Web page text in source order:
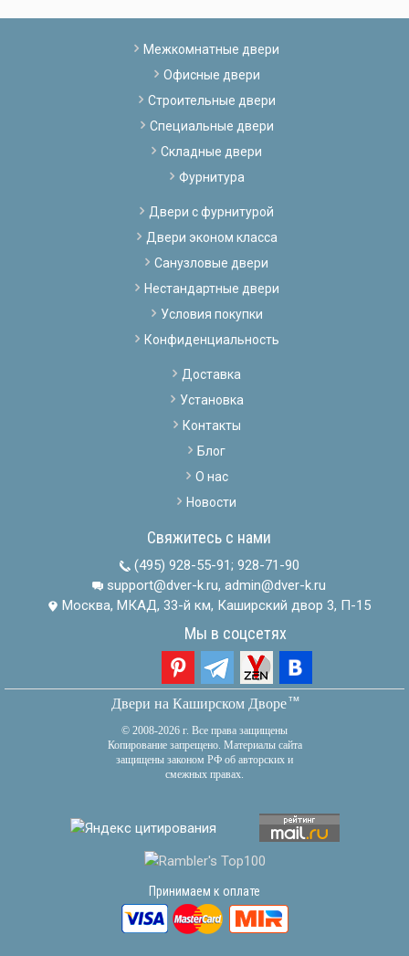
Межкомнатные двери
Офисные двери
Строительные двери
Специальные двери
Складные двери
Фурнитура
Двери с фурнитурой
Двери эконом класса
Санузловые двери
Нестандартные двери
Условия покупки
Конфиденциальность
Доставка
Установка
Контакты
Блог
О нас
Новости
Свяжитесь с нами
(495) 928-55-91; 928-71-90
support@dver-k.ru, admin@dver-k.ru
Москва, МКАД, 33-й км, Каширский двор 3, П-15
Мы в соцсетях
Двери на Каширском Дворетм
© 2008-2026 г. Все права защищены
Копирование запрещено. Материалы сайта
защищены законом РФ об авторских и
смежных правах.
Принимаем к оплате